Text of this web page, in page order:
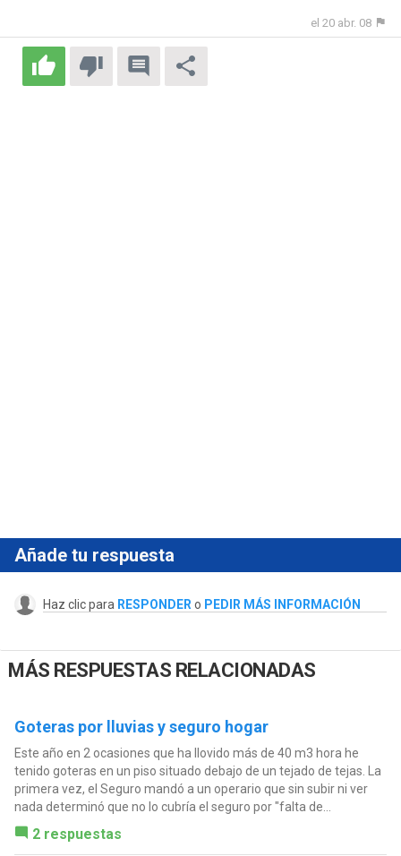
el 20 abr. 08
Añade tu respuesta
Haz clic para RESPONDER o PEDIR MÁS INFORMACIÓN
MÁS RESPUESTAS RELACIONADAS
Goteras por lluvias y seguro hogar
Este año en 2 ocasiones que ha llovido más de 40 m3 hora he
tenido goteras en un piso situado debajo de un tejado de tejas. La
primera vez, el Seguro mandó a un operario que sin subir ni ver
nada determinó que no lo cubría el seguro por "falta de...
2 respuestas